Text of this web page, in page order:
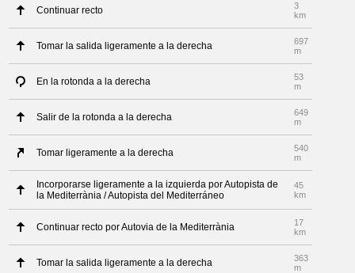
Continuar recto
3
km
Tomar la salida ligeramente a la derecha
697
m
En la rotonda a la derecha
53
m
Salir de la rotonda a la derecha
649
m
Tomar ligeramente a la derecha
540
m
Incorporarse ligeramente a la izquierda por Autopista de
la Mediterrània / Autopista del Mediterráneo
45
km
Continuar recto por Autovia de la Mediterrània
17
km
Tomar la salida ligeramente a la derecha
363
m